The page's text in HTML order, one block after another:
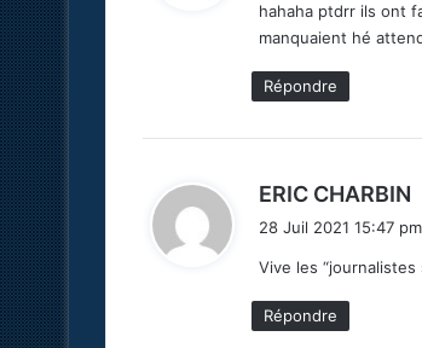
:
hahaha ptdrr ils ont
manquaient hé
Répondre
ERIC CHARBIN
28 Juil 2021 15:47
Vive les
Répondre